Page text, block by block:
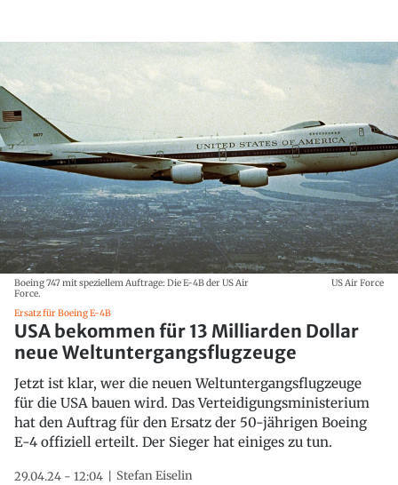
Boeing 747 mit speziellem Auftrage: Die E-4B der US Air
Force.
US Air Force
Ersatz für Boeing E-4B
USA bekommen für 13 Milliarden Dollar
neue Weltuntergangsflugzeuge
Jetzt ist klar, wer die neuen Weltuntergangsflugzeuge
für die USA bauen wird. Das Verteidigungsministerium
hat den Auftrag für den Ersatz der 50-jährigen Boeing
E-4 offiziell erteilt. Der Sieger hat einiges zu tun.
29.04.24 - 12:04 Stefan Eiselin